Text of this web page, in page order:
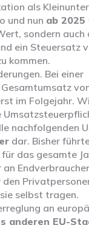
als
und nun ab 2025
sondern auch
ein Steuersatz
kommen.
Bei einer
im Folgejahr.
nachfolgenden
dar. Bisher
das gesamte
selbst tragen.
an
anderen EU-